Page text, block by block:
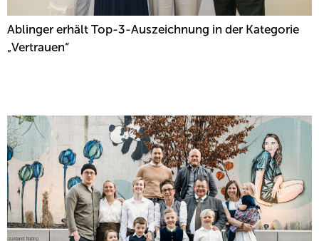
Ablinger erhält Top-3-Auszeichnung in der Kategorie
„Vertrauen“